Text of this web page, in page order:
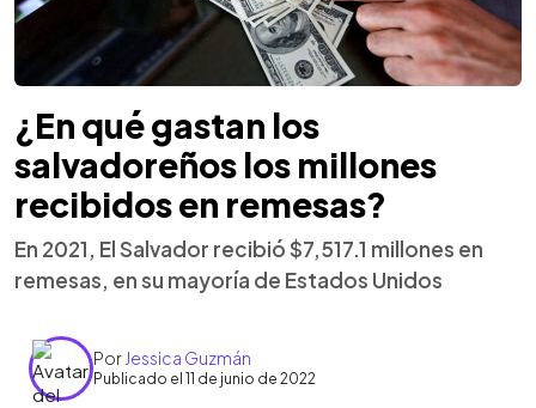
¿En qué gastan los
salvadoreños los millones
recibidos en remesas?
En 2021, El Salvador recibió $7,517.1 millones en
remesas, en su mayoría de Estados Unidos
Por Jessica Guzmán
Publicado el 11 de junio de 2022